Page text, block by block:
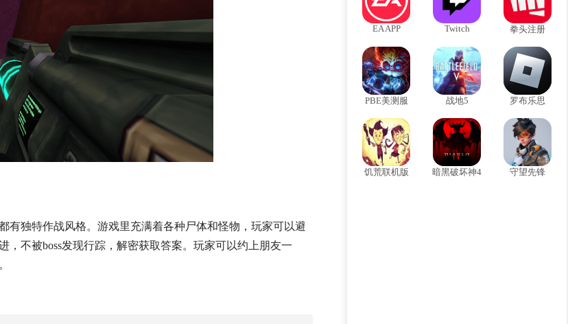
有独特作战风格。 游戏里充满着各种尸体和怪物 ，玩家可以避
，不被boss发现行踪，解密获取答案。玩家可以约上朋友一
EA APP Twitch 拳头注册
PBE美测服 战地5 罗布乐思
饥荒联机版 暗黑破坏神4 守望先锋